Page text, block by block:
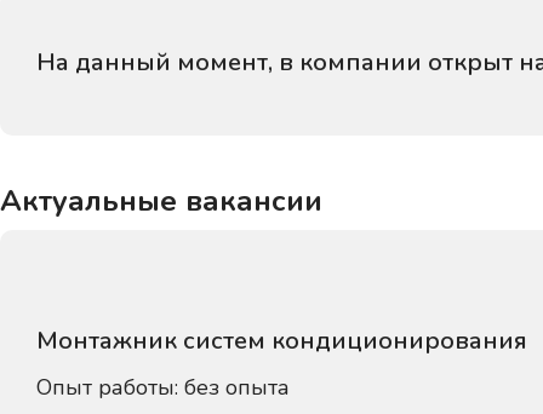
На данный момент, в компании открыт
Актуальные вакансии
Монтажник систем кондиционирования
Опыт работы: без опыта